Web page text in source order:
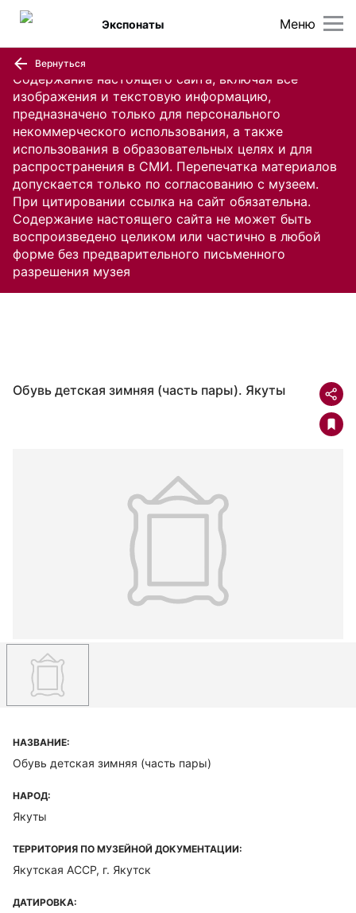
Содержание настоящего сайта, включая все
изображения и текстовую информацию,
предназначено только для персонального
некоммерческого использования, а также
использования в образовательных целях и для
распространения в СМИ. Перепечатка материалов
допускается только по согласованию с музеем.
При цитировании ссылка на сайт обязательна.
Содержание настоящего сайта не может быть
воспроизведено целиком или частично в любой
форме без предварительного письменного
разрешения музея
Меню
Экспонаты
Вернуться
Обувь детская зимняя (часть пары). Якуты
НАЗВАНИЕ:
Обувь детская зимняя (часть пары)
НАРОД:
Якуты
ТЕРРИТОРИЯ ПО МУЗЕЙНОЙ ДОКУМЕНТАЦИИ:
Якутская ACCP, г. Якутск
ДАТИРОВКА: